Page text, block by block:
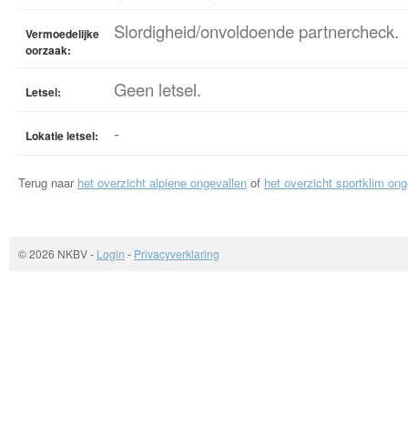
Vermoedelijke
oorzaak:
Slordigheid/onvoldoende partnercheck.
Letsel: Geen letsel.
Lokatie letsel: -
Terug naar het overzicht alpiene ongevallen of het overzicht sportklim
© 2026 NKBV- Login - Privacyverklaring